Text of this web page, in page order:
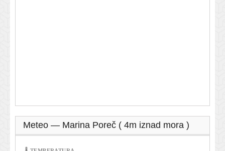
Meteo — Marina Poreč ( 4m iznad mora )